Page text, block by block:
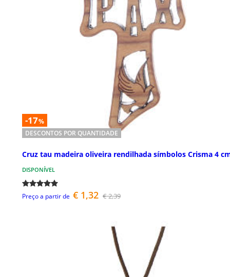
-17%
DESCONTOS POR QUANTIDADE
Cruz tau madeira oliveira rendilhada símbolos Crisma 4
DISPONÍVEL
Preço a partir de € 1,32 € 2,39